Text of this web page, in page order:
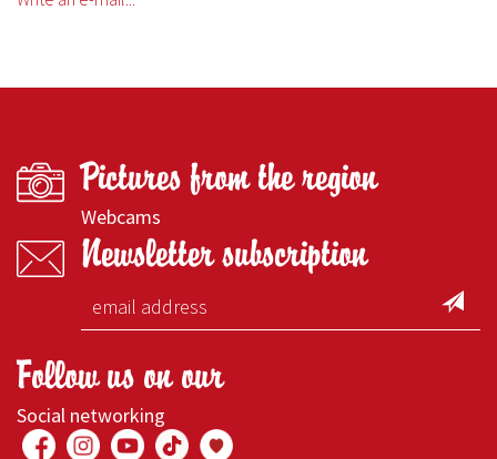
Pictures from the region
Webcams
Newsletter subscription
Follow us on our
Social networking